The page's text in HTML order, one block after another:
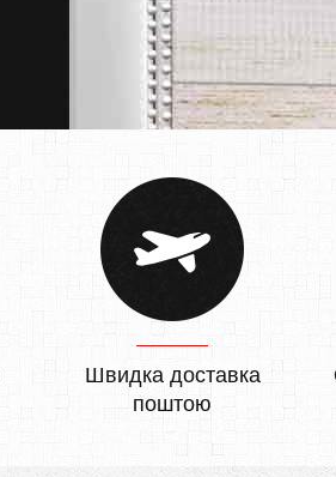
Швидка доставка
поштою